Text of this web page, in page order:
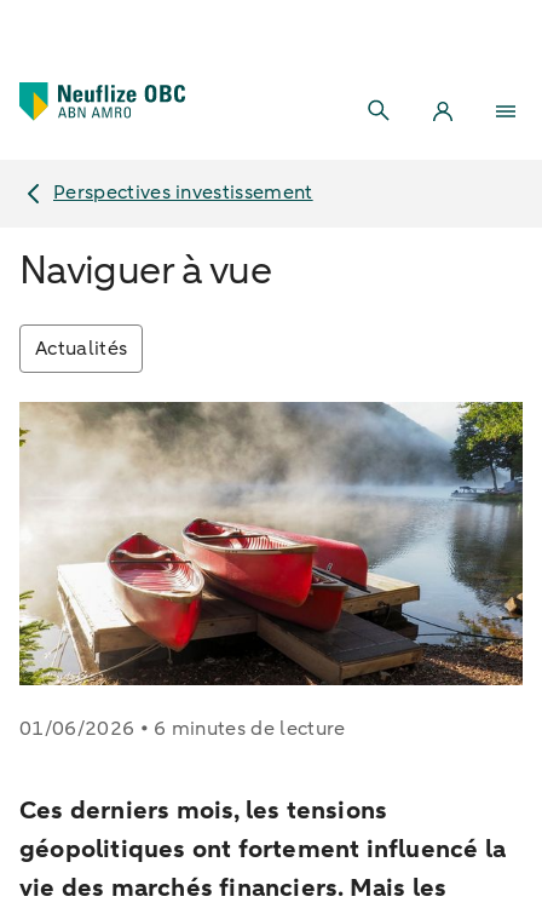
Perspectives investissement
Naviguer à vue
Actualités
01/06/2026 • 6 minutes de lecture
Ces derniers mois, les tensions
géopolitiques ont fortement influencé la
vie des marchés financiers. Mais les